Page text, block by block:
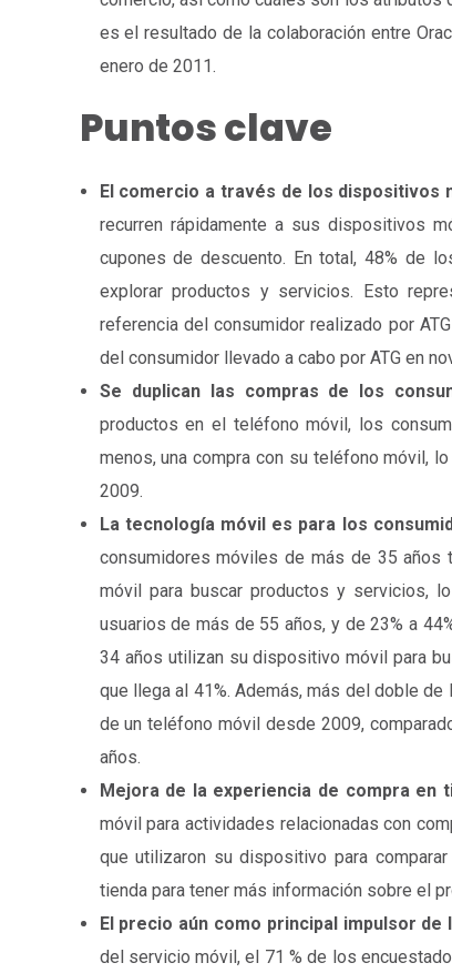
es el resultado de la colaboración entre
enero de 2011.
Puntos clave
El comercio a través de los dispositivos
recurren rápidamente a sus dispositivos
cupones de descuento. En total, 48% de
explorar productos y servicios. Esto
referencia del consumidor realizado por
del consumidor llevado a cabo por ATG en
Se duplican las compras de los
productos en el teléfono móvil, los
menos, una compra con su teléfono móvil,
2009.
La tecnología móvil es para los
consumidores móviles de más de 35
móvil para buscar productos y servicios,
usuarios de más de 55 años, y de 23% a
34 años utilizan su dispositivo móvil para
que llega al 41%. Además, más del doble
de un teléfono móvil desde 2009,
años.
Mejora de la experiencia de compra en
móvil para actividades relacionadas con
que utilizaron su dispositivo para
tienda para tener más información sobre el
El precio aún como principal impulsor
del servicio móvil, el 71 % de los